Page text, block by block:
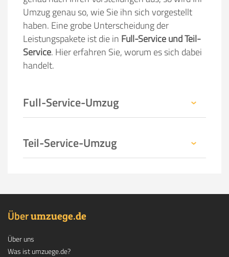
Umzug genau so, wie Sie ihn sich vorgestellt
haben. Eine grobe Unterscheidung der
Leistungspakete ist die in Full-Service und Teil-
Service. Hier erfahren Sie, worum es sich dabei
handelt.
Full-Service-Umzug
Teil-Service-Umzug
Überumzuege.de
Über uns
Was ist umzuege.de?